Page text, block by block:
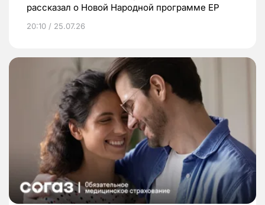
рассказал о Новой Народной программе ЕР
20:10 / 25.07.26